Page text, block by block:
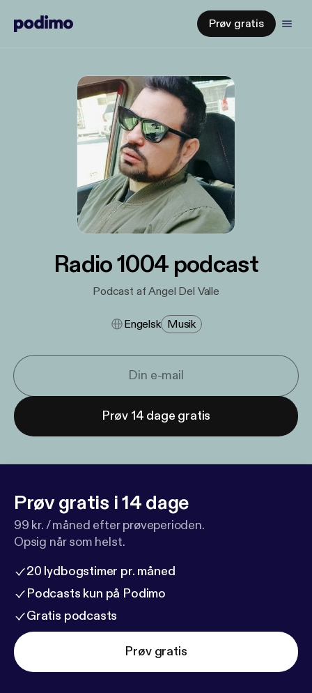
Prøv gratis
Radio 1004 podcast
Podcast af Angel Del Valle
Engelsk Musik
Prøv 14 dage gratis
Prøv gratis i 14 dage
99 kr. / måned efter prøveperioden.
Opsig når som helst.
20 lydbogstimer pr. måned
Podcasts kun på Podimo
Gratis podcasts
Prøv gratis